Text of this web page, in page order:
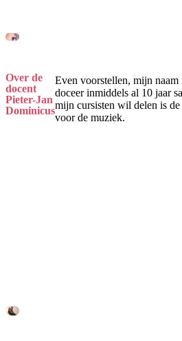
Over de
docent
Pieter-Jan
Dominicus
Even voorstellen, mijn naam
doceer inmiddels al 10 jaar
mijn cursisten wil delen is de
voor de muziek.